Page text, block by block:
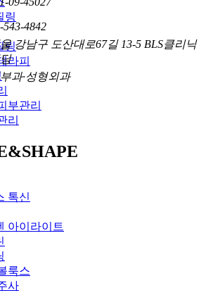
링
링
라피
부관리
리
톡신
아이라이트
룩스
사
543-4842
강남구 도산대로67길 13-5 BLS클리닉
과·성형외과